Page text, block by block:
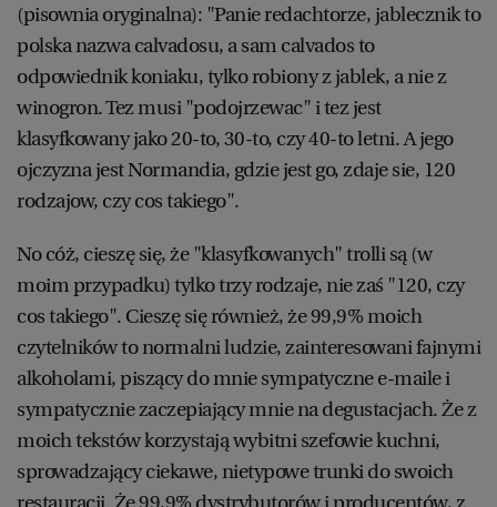
(pisownia oryginalna): "Panie redachtorze, jablecznik to
polska nazwa calvadosu, a sam calvados to
odpowiednik koniaku, tylko robiony z jablek, a nie z
winogron. Tez musi "podojrzewac" i tez jest
klasyfkowany jako 20-to, 30-to, czy 40-to letni. A jego
ojczyzna jest Normandia, gdzie jest go, zdaje sie, 120
rodzajow, czy cos takiego".
No cóż, cieszę się, że "klasyfkowanych" trolli są (w
moim przypadku) tylko trzy rodzaje, nie zaś "120, czy
cos takiego". Cieszę się również, że 99,9% moich
czytelników to normalni ludzie, zainteresowani fajnymi
alkoholami, piszący do mnie sympatyczne e-maile i
sympatycznie zaczepiający mnie na degustacjach. Że z
moich tekstów korzystają wybitni szefowie kuchni,
sprowadzający ciekawe, nietypowe trunki do swoich
restauracji. Że 99,9% dystrybutorów i producentów, z